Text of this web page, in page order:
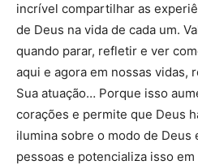
incrível compartilhar as
de Deus na vida de cada um.
quando parar, refletir e ver
aqui e agora em nossas vidas,
Sua atuação… Porque isso
corações e permite que Deus
ilumina sobre o modo de Deus
pessoas e potencializa isso